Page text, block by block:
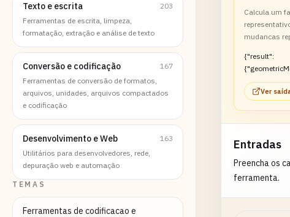
Texto e escrita
203
Ferramentas de escrita, limpeza,
formatação, extração e análise de texto
Conversão e codificação
167
Ferramentas de conversão de formatos,
arquivos, unidades, arquivos compactados
e codificação
Desenvolvimento e Web
163
Utilitários para desenvolvedores, rede,
depuração web e automação
TEMAS
Ferramentas de codificacao e
Calcula um
mudancas
{"result":
Ver
Entradas
Preencha os
ferramenta.